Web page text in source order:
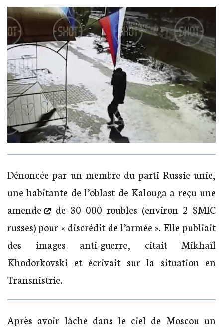
Dénoncée par un membre du parti Russie unie,
une habitante de l’oblast de Kalouga a reçu une
amende
de 30 000 roubles (environ 2 SMIC
russes) pour « discrédit de l’armée ». Elle publiait
des images anti-guerre, citait Mikhaïl
Khodorkovski et écrivait sur la situation en
Transnistrie.
Après avoir lâché dans le ciel de Moscou un